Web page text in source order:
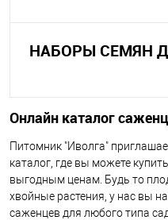
НАБОРЫ СЕМЯН
Онлайн каталог
Питомник "Иволга"
каталог, где вы можете
выгодным ценам. Будь то
хвойные растения, у нас вы
саженцев для любого типа